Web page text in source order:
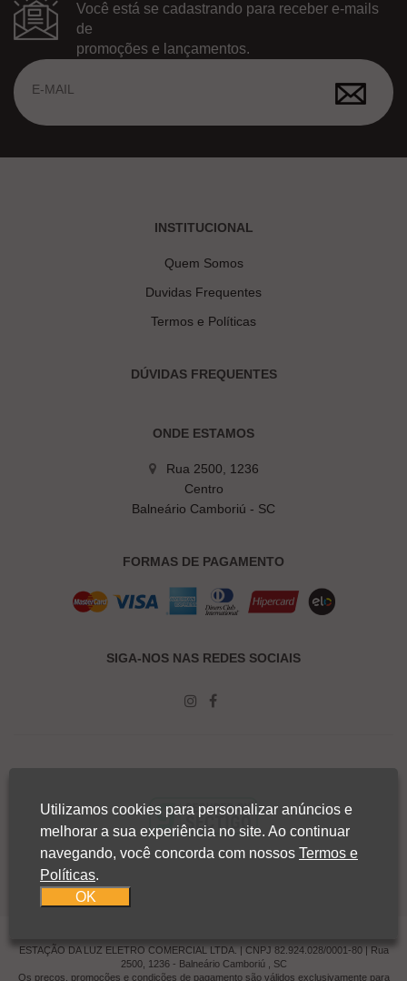
Você está se cadastrando para receber e-mails
de
promoções e lançamentos.
INSTITUCIONAL
Quem Somos
Duvidas Frequentes
Termos e Políticas
DÚVIDAS FREQUENTES
ONDE ESTAMOS
Rua 2500, 1236
Centro
Balneário Camboriú - SC
FORMAS DE PAGAMENTO
SIGA-NOS NAS REDES SOCIAIS
ESTAÇÃO DA LUZ ELETRO COMERCIAL LTDA. | CNPJ 82.924.028/0001-80 | Rua
2500, 1236 - Balneário Camboriú , SC
Os preços, promoções e condições de pagamento são válidos exclusivamente para
Utilizamos cookies para personalizar anúncios e
melhorar a sua experiência no site. Ao continuar
navegando, você concorda com nossos Termos e
Políticas.
OK